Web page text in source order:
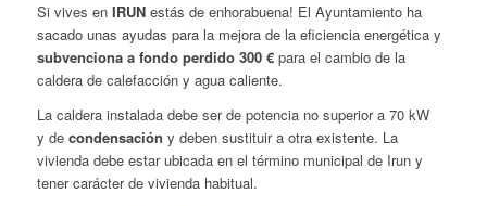
Si vives enIRUNestás de enhorabuena! El Ayuntamiento ha
sacado unas ayudas para la mejora de la eficiencia energética y
subvenciona a fondo perdido 300 €para el cambio de la
caldera de calefacción y agua caliente.
La caldera instalada debe ser de potencia no superior a 70 kW
y de condensación y deben sustituir a otra existente. La
vivienda debe estar ubicada en el término municipal de Irun y
tener carácter de vivienda habitual.